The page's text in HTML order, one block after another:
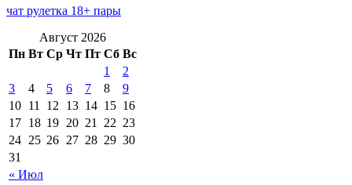
чат рулетка 18+ пары
Август 2026
Пн Вт Ср Чт Пт Сб Вс
« Июл
1
2
3
4 5 6 7 8
9
10 11 12 13 14 15 16
17 18 19 20 21 22 23
24 25 26 27 28 29 30
31